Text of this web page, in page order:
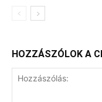
HOZZÁSZÓLOK A